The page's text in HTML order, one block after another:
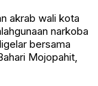
akrab wali kota
narkoba
bersama
Mojopahit,